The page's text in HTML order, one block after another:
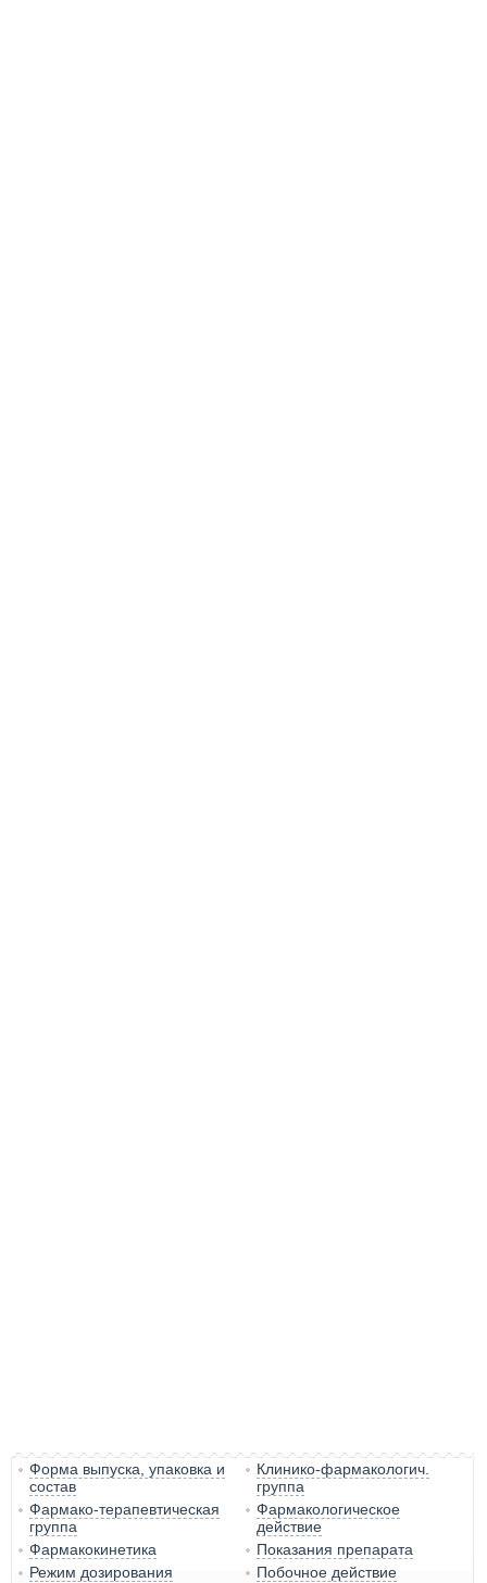
Форма выпуска, упаковка и
состав
Клинико-фармакологич.
группа
Фармако-терапевтическая
группа
Фармакологическое
действие
Фармакокинетика
Показания препарата
Режим дозирования
Побочное действие